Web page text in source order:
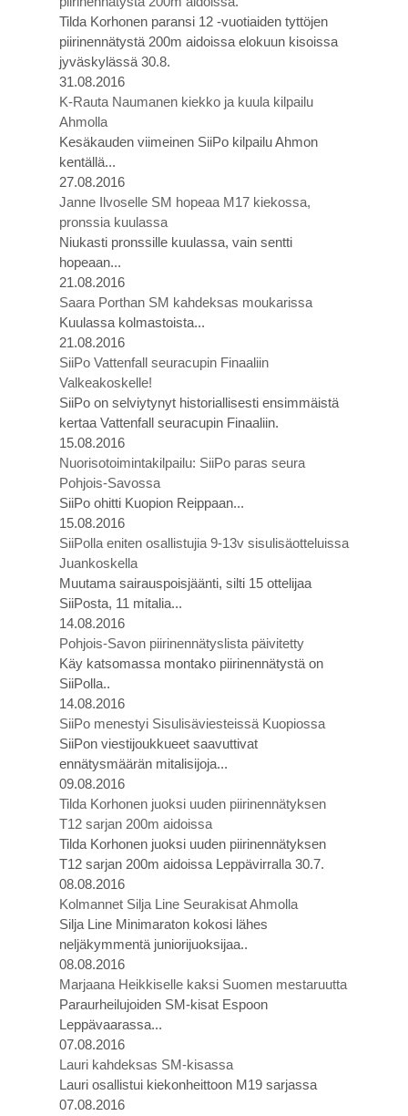
Tilda Korhonen paransi 12 -vuotiaiden tyttöjen
piirinennätystä 200m aidoissa elokuun kisoissa
jyväskylässä 30.8.
31.08.2016
K-Rauta Naumanen kiekko ja kuula kilpailu
Ahmolla
Kesäkauden viimeinen SiiPo kilpailu Ahmon
kentällä...
27.08.2016
Janne Ilvoselle SM hopeaa M17 kiekossa,
pronssia kuulassa
Niukasti pronssille kuulassa, vain sentti
hopeaan...
21.08.2016
Saara Porthan SM kahdeksas moukarissa
Kuulassa kolmastoista...
21.08.2016
SiiPo Vattenfall seuracupin Finaaliin
Valkeakoskelle!
SiiPo on selviytynyt historiallisesti ensimmäistä
kertaa Vattenfall seuracupin Finaaliin.
15.08.2016
Nuorisotoimintakilpailu: SiiPo paras seura
Pohjois-Savossa
SiiPo ohitti Kuopion Reippaan...
15.08.2016
SiiPolla eniten osallistujia 9-13v sisulisäotteluissa
Juankoskella
Muutama sairauspoisjäänti, silti 15 ottelijaa
SiiPosta, 11 mitalia...
14.08.2016
Pohjois-Savon piirinennätyslista päivitetty
Käy katsomassa montako piirinennätystä on
SiiPolla..
14.08.2016
SiiPo menestyi Sisulisäviesteissä Kuopiossa
SiiPon viestijoukkueet saavuttivat
ennätysmäärän mitalisijoja...
09.08.2016
Tilda Korhonen juoksi uuden piirinennätyksen
T12 sarjan 200m aidoissa
Tilda Korhonen juoksi uuden piirinennätyksen
T12 sarjan 200m aidoissa Leppävirralla 30.7.
08.08.2016
Kolmannet Silja Line Seurakisat Ahmolla
Silja Line Minimaraton kokosi lähes
neljäkymmentä juniorijuoksijaa..
08.08.2016
Marjaana Heikkiselle kaksi Suomen mestaruutta
Paraurheilujoiden SM-kisat Espoon
Leppävaarassa...
07.08.2016
Lauri kahdeksas SM-kisassa
Lauri osallistui kiekonheittoon M19 sarjassa
07.08.2016